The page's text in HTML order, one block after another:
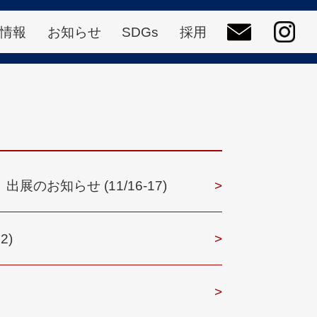
情報 お知らせ SDGs 採用
展のお知らせ (11/16-17) >
>
>